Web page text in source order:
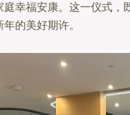
庭幸福安康。这一仪式，
的美好期许。